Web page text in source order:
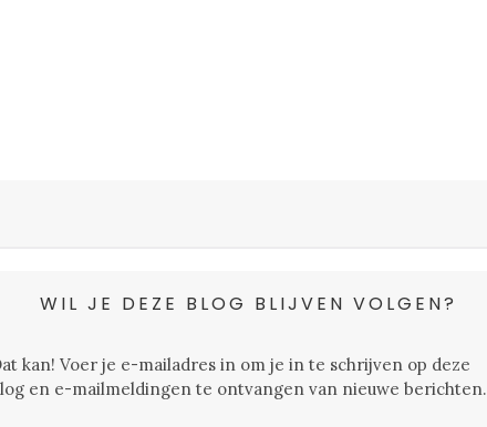
WIL JE DEZE BLOG BLIJVEN VOLGEN?
kan! Voer je e-mailadres in om je in te schrijven op deze
en e-mailmeldingen te ontvangen van nieuwe berichten.